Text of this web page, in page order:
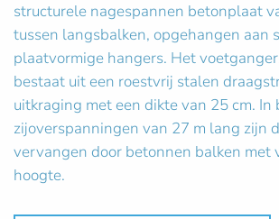
structurele nagespannen betonplaat
tussen langsbalken, opgehangen aan
plaatvormige hangers. Het
bestaat uit een roestvrij stalen
uitkraging met een dikte van 25 cm. In
zijoverspanningen van 27 m lang zijn
vervangen door betonnen balken met
hoogte.